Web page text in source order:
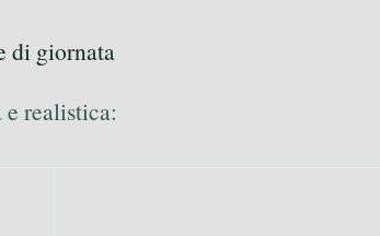
di giornata
e realistica: